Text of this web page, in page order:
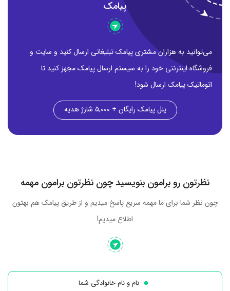
پیامک
می‌توانید به هزاران مشتری پیامک تبلیغاتی ارسال کنید و سایت و
فروشگاه اینترنتی خود را به سیستم ارسال پیامک مجهز کنید تا
اتوماتیک پیامک ارسال شود!
پنل پیامک رایگان + ۵,۰۰۰ شارژ هدیه
نظرتون رو برامون بنویسید چون نظرتون برامون مهمه
چون نظر شما برای ما مهمه سریع پاسخ میدیم و از طریق پیامک هم بهتون
اطلاع میدیم!
نام و نام خانوادگی شما